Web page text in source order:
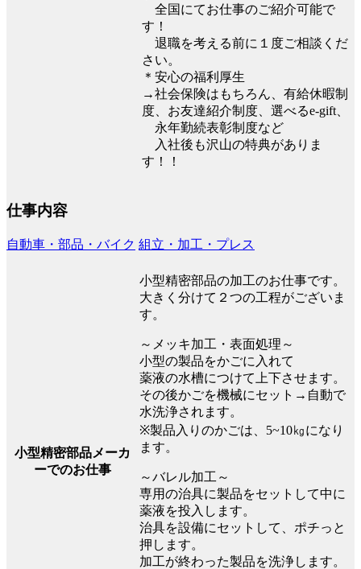
全国にてお仕事のご紹介可能で
す！
退職を考える前に１度ご相談くだ
さい。
＊安心の福利厚生
→社会保険はもちろん、有給休暇制
度、お友達紹介制度、選べるe-gift、
永年勤続表彰制度など
入社後も沢山の特典がありま
す！！
仕事内容
自動車・部品・バイク 組立・加工・プレス
小型精密部品メーカ
ーでのお仕事
小型精密部品の加工のお仕事です。
大きく分けて２つの工程がございま
す。
～メッキ加工・表面処理～
小型の製品をかごに入れて
薬液の水槽につけて上下させます。
その後かごを機械にセット→自動で
水洗浄されます。
※製品入りのかごは、5~10㎏になり
ます。
～バレル加工～
専用の治具に製品をセットして中に
薬液を投入します。
治具を設備にセットして、ポチっと
押します。
加工が終わった製品を洗浄します。